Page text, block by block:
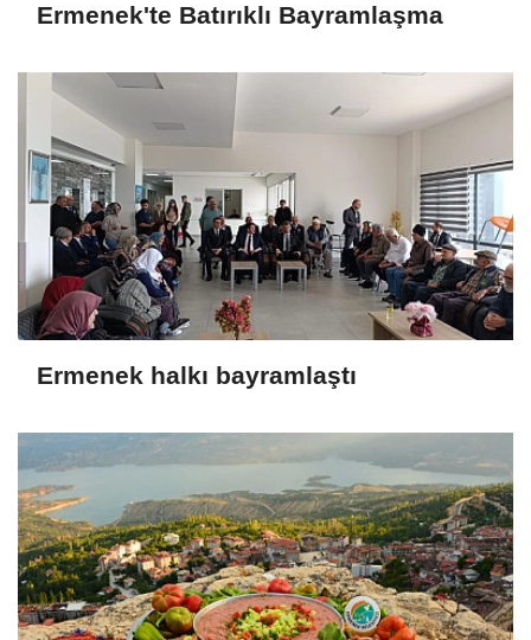
Ermenek'te Batırıklı Bayramlaşma
Ermenek halkı bayramlaştı